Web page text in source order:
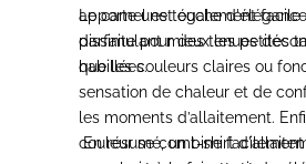
apporte unetouche
parfaite pour des tenues
habillées.
Le camel est égalementfacile
dissimulant mieux les petites
que les couleurs claires ou
sensation de chaleur et de
les moments d’allaitement.
couleur se combine
En résumé, un t-shirt